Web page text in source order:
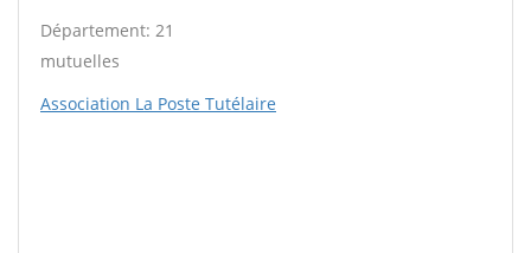
Département: 21
mutuelles
Association La Poste Tutélaire